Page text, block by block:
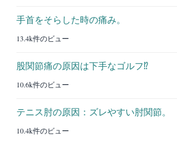
手首をそらした時の痛み。
13.4k件のビュー
股関節痛の原因は下手なゴルフ⁉︎
10.6k件のビュー
テニス肘の原因：ズレやすい肘関節。
10.4k件のビュー